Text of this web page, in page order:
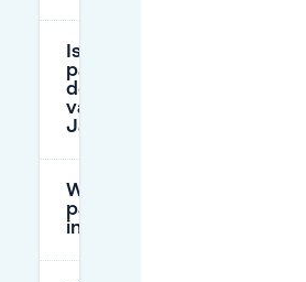
Is er gratis
parkeren in
de buurt
van
Jansplaats?
Wat zijn de
parkeerbeperkingen
in de omgeving?